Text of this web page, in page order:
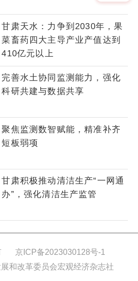
甘肃天水：力争到2030年，果
菜畜药四大主导产业产值达到
410亿元以上
完善水土协同监测能力，强化
科研共建与数据共享
聚焦监测数智赋能，精准补齐
短板弱项
甘肃积极推动清洁生产“一网通
办”，强化清洁生产监管
京ICP备2023030128号-1
和改革委员会宏观经济杂志社